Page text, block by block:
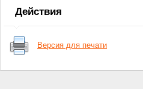
учреждения
Действия
Версия для печати